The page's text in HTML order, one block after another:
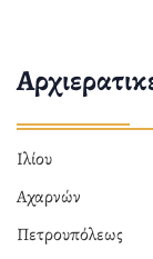
Ιλίου
Αχαρνών
Πετρουπόλεως